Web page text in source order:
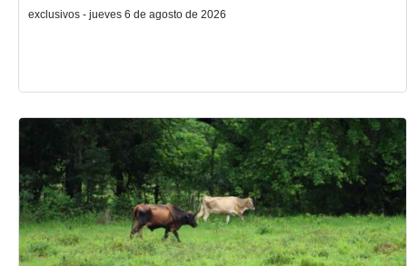
exclusivos - jueves 6 de agosto de 2026